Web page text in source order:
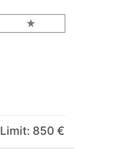
Limit: 850 €